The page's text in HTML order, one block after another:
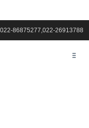
86875277,022-26913788